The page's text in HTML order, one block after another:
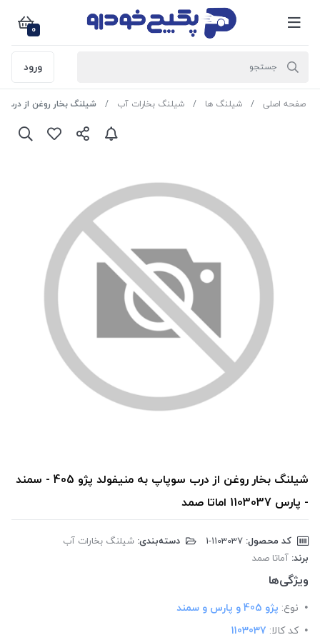
0
ورود
صفحه اصلی شیلنگ ها شیلنگ بخارات آب شیلنگ بخار روغن از درب سوپاپ به منیفولد
شیلنگ بخار روغن از درب سوپاپ به منیفولد پژو 405 - سمند
- پارس 1103037 اماتا صمد
کد محصول: دسته‌بندی: شیلنگ بخارات آب
برند: آماتا صمد
ویژگی‌ها
نوع: پژو 405 و پارس و سمند
کد کالا: 1103037